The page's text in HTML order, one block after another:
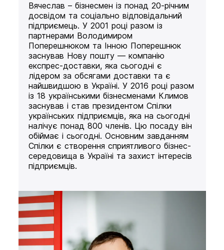
Вячеслав – бізнесмен із понад 20-річним
досвідом та соціально відповідальний
підприємець. У 2001 році разом із
партнерами Володимиром
Поперешнюком та Інною Поперешнюк
заснував Нову пошту — компанію
експрес-доставки, яка сьогодні є
лідером за обсягами доставки та є
найшвидшою в Україні. У 2016 році разом
із 18 українськими бізнесменами Климов
заснував і став президентом Спілки
українських підприємців, яка на сьогодні
налічує понад 800 членів. Цю посаду він
обіймає і сьогодні. Основним завданням
Спілки є створення сприятливого бізнес-
середовища в Україні та захист інтересів
підприємців.